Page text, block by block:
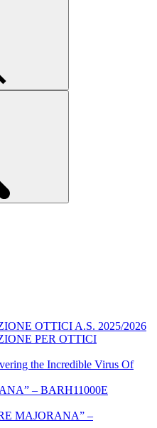
OTTICI A.S. 2025/2026
PER OTTICI
the Incredible Virus Of
– BARH11000E
MAJORANA” –